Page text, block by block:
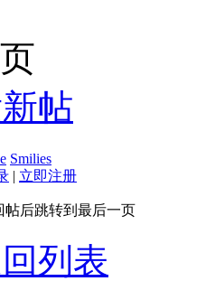
帖
Smilies
| 立即注册
帖后跳转到最后一页
列表